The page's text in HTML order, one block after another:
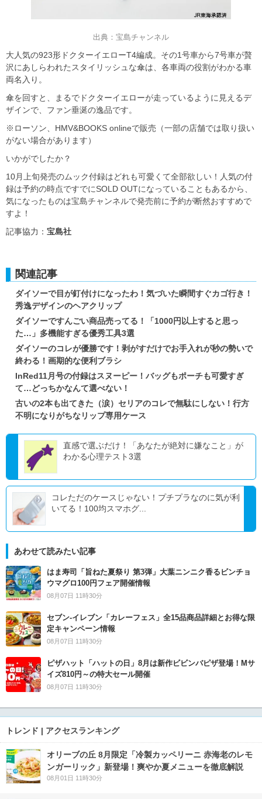
出典：宝島チャンネル
大人気の923形ドクターイエローT4編成。その1号車から7号車が贅
沢にあしらわれたスタイリッシュな傘は、各車両の役割がわかる車
両名入り。
傘を回すと、まるでドクターイエローが走っているように見えるデ
ザインで、ファン垂涎の逸品です。
※ローソン、HMV&BOOKS onlineで販売（一部の店舗では取り扱い
がない場合があります）
いかがでしたか？
10月上旬発売のムック付録はどれも可愛くて全部欲しい！人気の付
録は予約の時点ですでにSOLD OUTになっていることもあるから、
気になったものは宝島チャンネルで発売前に予約が断然おすすめで
すよ！
記事協力： 宝島社
関連記事
ダイソーで目が釘付けになったわ！気づいた瞬間すぐカゴ行き！
秀逸デザインのヘアクリップ
ダイソーですんごい商品売ってる！「1000円以上すると思っ
た…」多機能すぎる優秀工具3選
ダイソーのコレが優勝です！剥がすだけでお手入れが秒の勢いで
終わる！画期的な便利ブラシ
InRed11月号の付録はスヌーピー！バッグもポーチも可愛すぎ
て…どっちかなんて選べない！
古いの2本も出てきた（涙）セリアのコレで無駄にしない！行方
不明になりがちなリップ専用ケース
直感で選ぶだけ！「あなたが絶対に嫌なこと」が
わかる心理テスト3選
コレただのケースじゃない！プチプラなのに気が利
いてる！100均スマホグ...
あわせて読みたい記事
はま寿司「旨ねた夏祭り 第3弾」大葉ニンニク香るビンチョ
ウマグロ100円フェア開催情報
08月07日 11時30分
セブン‐イレブン「カレーフェス」全15品商品詳細とお得な限
定キャンペーン情報
08月07日 11時30分
ピザハット「ハットの日」8月は新作ビビンバピザ登場！Mサ
イズ810円～の特大セール開催
08月07日 11時30分
トレンド | アクセスランキング
オリーブの丘 8月限定「冷製カッペリーニ 赤海老のレモ
ンガーリック」新登場！爽やか夏メニューを徹底解説
08月01日 11時30分